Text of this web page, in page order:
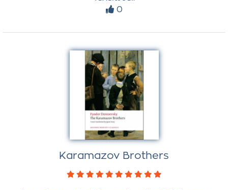
0
Karamazov Brothers